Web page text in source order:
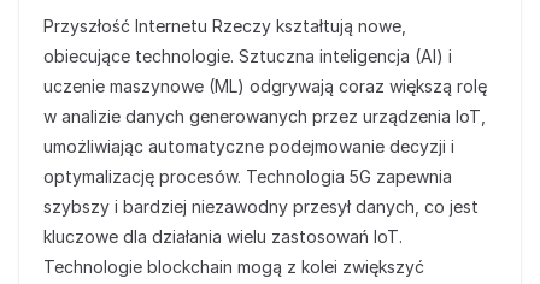
Przyszłość Internetu Rzeczy kształtują nowe,
obiecujące technologie. Sztuczna inteligencja (AI) i
uczenie maszynowe (ML) odgrywają coraz większą rolę
w analizie danych generowanych przez urządzenia IoT,
umożliwiając automatyczne podejmowanie decyzji i
optymalizację procesów. Technologia 5G zapewnia
szybszy i bardziej niezawodny przesył danych, co jest
kluczowe dla działania wielu zastosowań IoT.
Technologie blockchain mogą z kolei zwiększyć